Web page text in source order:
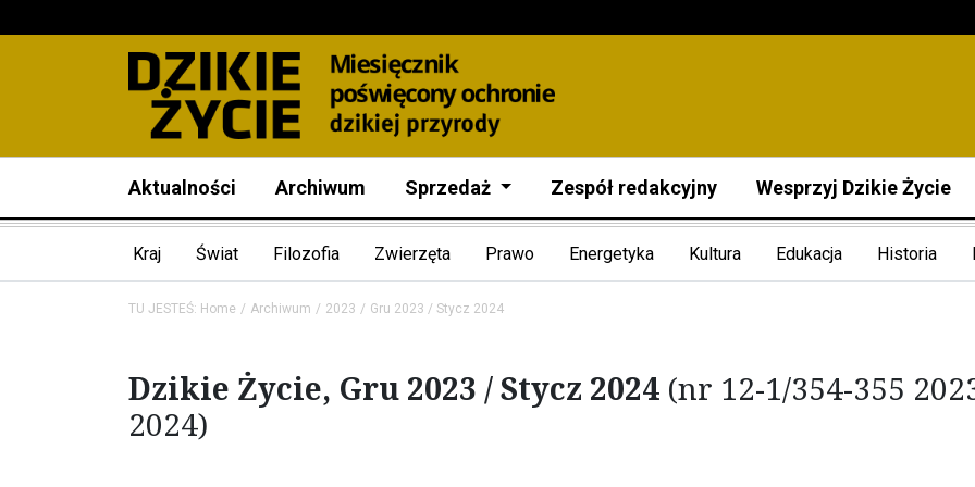
Aktualności Archiwum Sprzedaż Zespół redakcyjny Wesprzyj Dzikie Życie
Kraj Świat Filozofia Zwierzęta Prawo Energetyka Kultura Edukacja Historia
TU JESTEŚ: Home Archiwum 2023 Gru 2023 / Stycz 2024
Dzikie Życie, Gru 2023 / Stycz 2024 (nr 12-1/354-355
2024)